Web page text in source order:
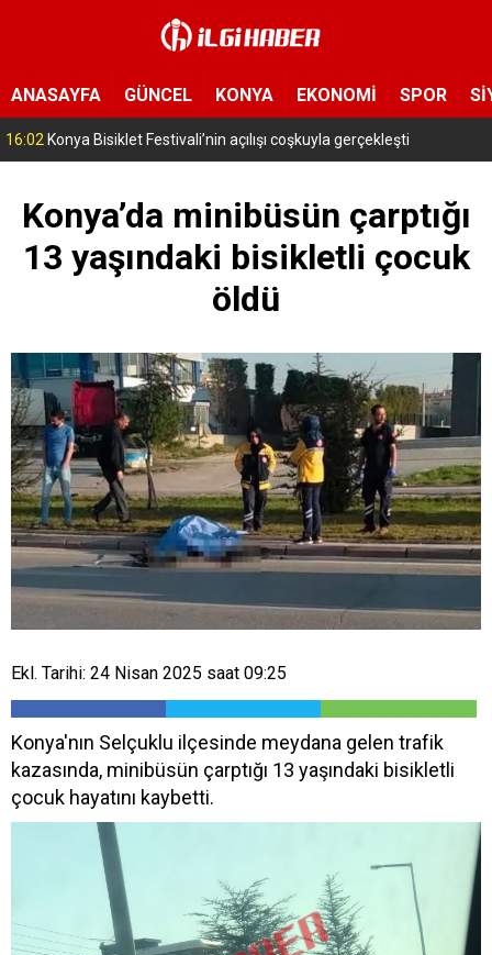
ANASAYFA GÜNCEL KONYA EKONOMİ SPOR
15:11 Konya’da zabıta ve polis sahada! Toplu taşıma araçları tek tek
Konya’da minibüsün çarptığı
13 yaşındaki bisikletli çocuk
öldü
Ekl. Tarihi: 24 Nisan 2025 saat 09:25
Konya'nın Selçuklu ilçesinde meydana gelen trafik
kazasında, minibüsün çarptığı 13 yaşındaki bisikletli
çocuk hayatını kaybetti.